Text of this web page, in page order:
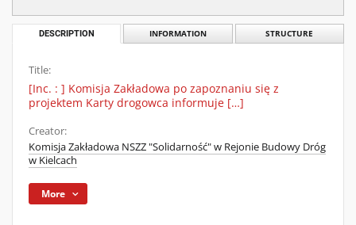
DESCRIPTION INFORMATION STRUCTURE
Title:
[Inc. : ] Komisja Zakładowa po zapoznaniu się z
projektem Karty drogowca informuje […]
Creator:
Komisja Zakładowa NSZZ "Solidarność" w Rejonie Budowy Dróg
w Kielcach
More